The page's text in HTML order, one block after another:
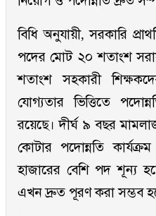
বিধি অনুযায়ী, সরকারি
পদের মোট ২০ শতাংশ
শতাংশ সহকারী
যোগ্যতার ভিত্তিতে
রয়েছে। দীর্ঘ ৯ বছর
কোটার পদোন্নতি
হাজারের বেশি পদ শূন্য
এখন দ্রুত পূরণ করা সম্ভব